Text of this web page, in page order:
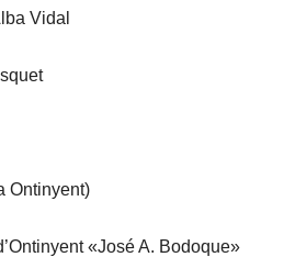
Vidal
Ontinyent)
«José A. Bodoque»